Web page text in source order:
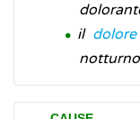
il dolore
notturno